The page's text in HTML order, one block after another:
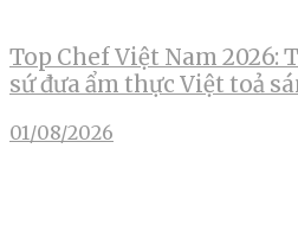
Top Chef Việt Nam 2026:
sứ đưa ẩm thực Việt toả
01/08/2026